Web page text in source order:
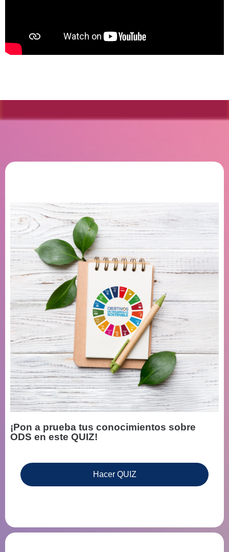
¡Pon a prueba tus conocimientos sobre
ODS en este QUIZ!
Hacer QUIZ